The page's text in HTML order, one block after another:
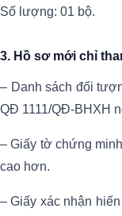
Số lượng: 01 bộ.
3. Hồ sơ mới chỉ
– Danh sách đối
QĐ 1111/QĐ-BHXH
– Giấy tờ chứng
cao hơn.
– Giấy xác nhận